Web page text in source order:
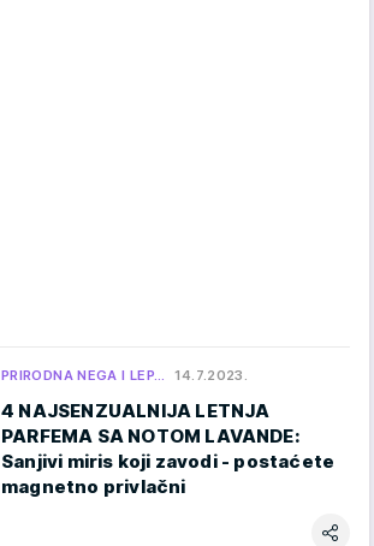
PRIRODNA NEGA I LEP… 14.7.2023.
4 NAJSENZUALNIJA LETNJA
PARFEMA SA NOTOM LAVANDE:
Sanjivi miris koji zavodi - postaćete
magnetno privlačni